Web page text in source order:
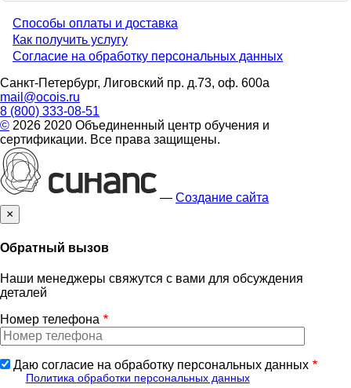
Menu
footer
Способы оплаты и доставка
Как получить услугу
Согласие на обработку персональных данных
Санкт-Петербург, Лиговский пр. д.73, оф. 600а
mail@ocois.ru
8 (800) 333-08-51
© 2026 2020 Объединенный центр обучения и
сертификации. Все права защищены.
— Создание сайта
×
Обратный вызов
Наши менеджеры свяжутся с вами для обсуждения
деталей
Номер телефона
Даю согласие на обработку персональных данных
Политика обработки персональных данных